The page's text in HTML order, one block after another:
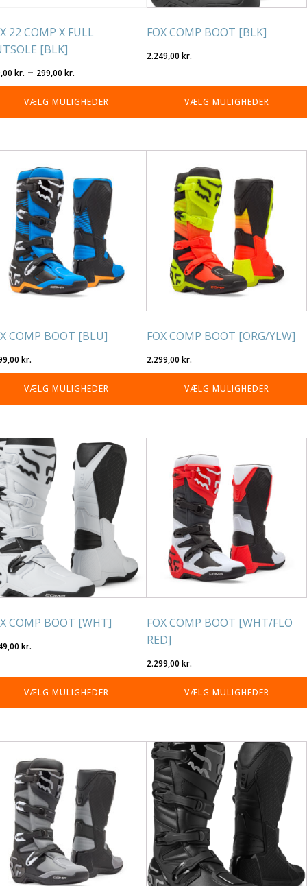
22 COMP X FULL
[BLK]
kr. – 299,00 kr.
249,00 kr.
til
299,00 kr.
VÆLG MULIGHEDER
FOX COMP BOOT [BLK]
2.249,00kr.
VÆLG MULIGHEDER
varesiden
COMP BOOT [BLU]
kr.
VÆLG MULIGHEDER
FOX COMP BOOT [ORG/YLW]
2.299,00kr.
VÆLG MULIGHEDER
varianter.
Mulighederne
vælges
varesiden
COMP BOOT [WHT]
kr.
VÆLG MULIGHEDER
FOX COMP BOOT [WHT/FLO
RED]
2.299,00kr.
VÆLG MULIGHEDER
varianter.
Mulighederne
vælges
varesiden
Dette
vare
har
flere
varianter.
Mulighederne
kan
vælges